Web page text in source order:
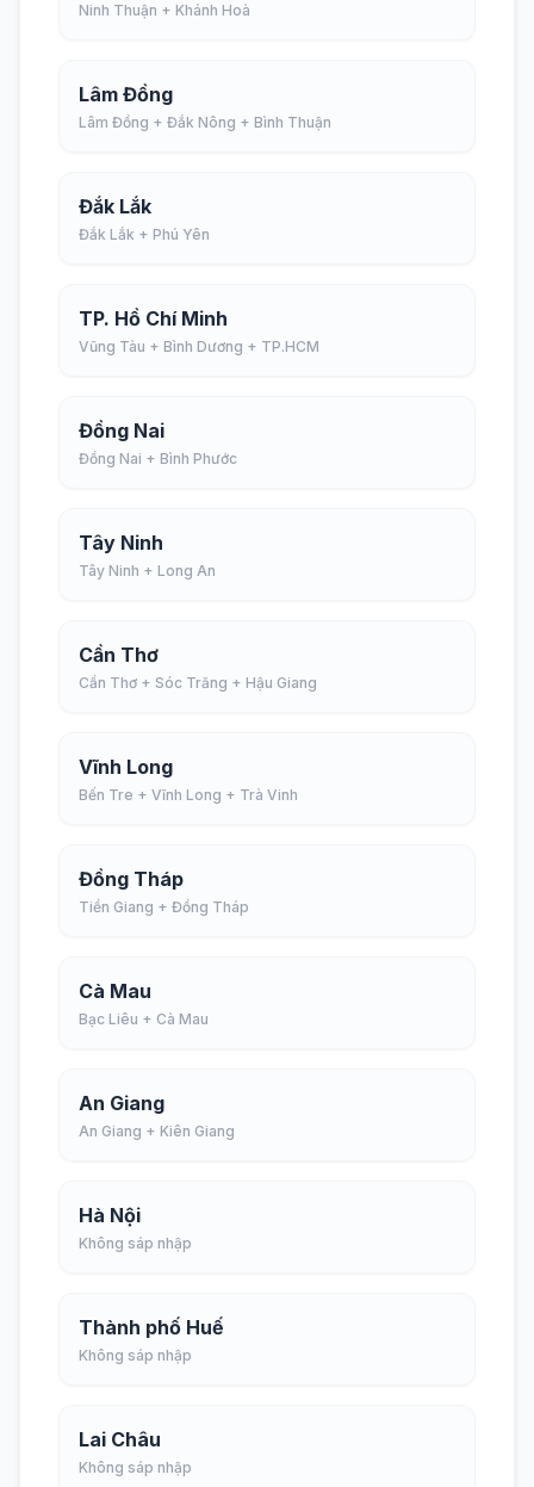
Ninh Thuận + Khánh Hoà
Lâm Đồng
Lâm Đồng + Đắk Nông + Bình Thuận
Đắk Lắk
Đắk Lắk + Phú Yên
TP. Hồ Chí Minh
Vũng Tàu + Bình Dương + TP.HCM
Đồng Nai
Đồng Nai + Bình Phước
Tây Ninh
Tây Ninh + Long An
Cần Thơ
Cần Thơ + Sóc Trăng + Hậu Giang
Vĩnh Long
Bến Tre + Vĩnh Long + Trà Vinh
Đồng Tháp
Tiền Giang + Đồng Tháp
Cà Mau
Bạc Liêu + Cà Mau
An Giang
An Giang + Kiên Giang
Hà Nội
Không sáp nhập
Thành phố Huế
Không sáp nhập
Lai Châu
Không sáp nhập